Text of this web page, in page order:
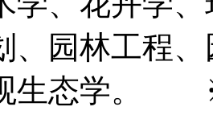
、园林工程
生态学